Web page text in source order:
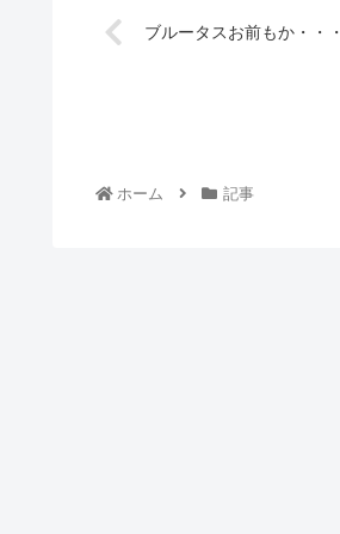
ブルータスお前もか・・・
ホーム 記事